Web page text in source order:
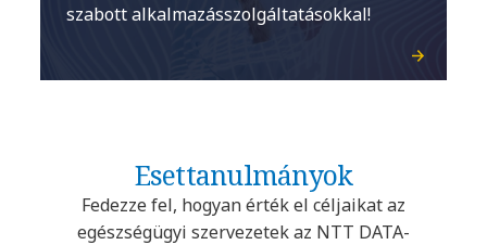
szabott alkalmazásszolgáltatásokkal!
Esettanulmányok
Fedezze fel, hogyan érték el céljaikat az
egészségügyi szervezetek az NTT DATA-